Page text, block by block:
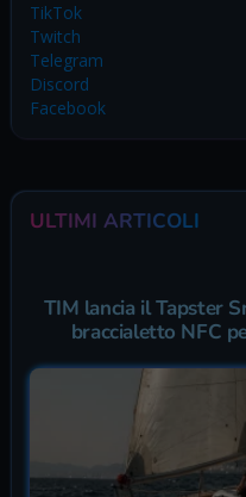
TikTok
Twitch
Telegram
Discord
Facebook
ULTIMI ARTICOLI
TIM lancia il Tapster
braccialetto NFC